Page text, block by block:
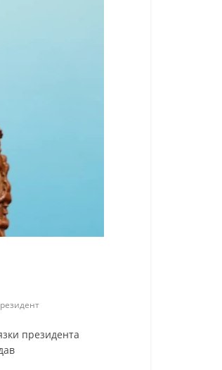
президента